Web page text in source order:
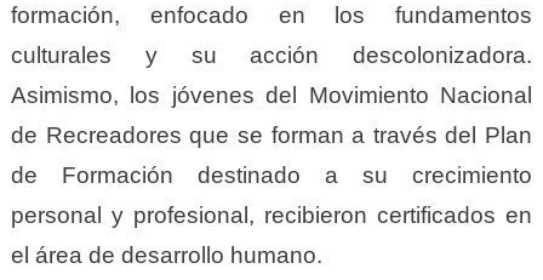
formación, enfocado en los fundamentos
culturales y su acción descolonizadora.
Asimismo, los jóvenes del Movimiento Nacional
de Recreadores que se forman a través del Plan
de Formación destinado a su crecimiento
personal y profesional, recibieron certificados en
el área de desarrollo humano.